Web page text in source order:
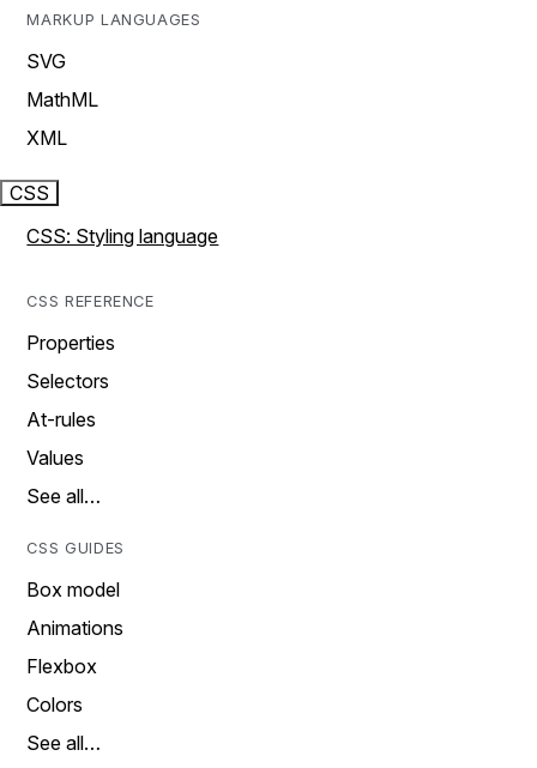
MARKUP LANGUAGES
SVG
MathML
XML
CSS
CSS: Styling language
CSS REFERENCE
Properties
Selectors
At-rules
Values
See all…
CSS GUIDES
Box model
Animations
Flexbox
Colors
See all…